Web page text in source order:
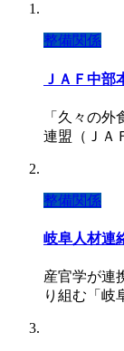
整備関係
ＪＡＦ中部
「久々の
連盟（ＪＡ
整備関係
岐阜人材連
産官学が連
り組む「岐